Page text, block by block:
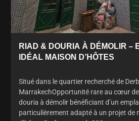
RIAD & DOURIA À DÉMOLIR –
IDÉAL MAISON D’HÔTES
Situé dans le quartier recherché de
MarrakechOpportunité rare au cœur
douria à démolir bénéficiant d’un
particulièrement adapté à un projet de